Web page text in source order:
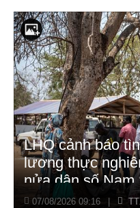
LHQ cảnh báo
lương thực
nửa dân số Nam
07/08/2026 09:16